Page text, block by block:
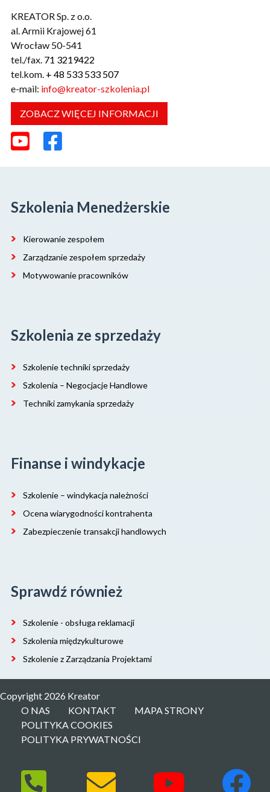
KREATOR Sp. z o.o.
al. Armii Krajowej 61
Wrocław 50-541
tel./fax. 71 3219422
tel.kom. + 48 533 533 507
e-mail: info@kreator-szkolenia.pl
ZOBACZ WIĘCEJ INFORMACJI
Szkolenia Menedżerskie
Kierowanie zespołem
Zarządzanie zespołem sprzedaży
Motywowanie pracowników
Szkolenia ze sprzedaży
Szkolenie techniki sprzedaży
Szkolenia – Negocjacje Handlowe
Techniki zamykania sprzedaży
Finanse i windykacje
Szkolenie – windykacja należności
Ocena wiarygodności kontrahenta
Zabezpieczenie transakcji handlowych
Sprawdź również
Szkolenie - obsługa reklamacji
Szkolenia międzykulturowe
Szkolenie z Zarządzania Projektami
Copyright 2026 Kreator
O NAS
KONTAKT
MAPA STRONY
POLITYKA COOKIES
POLITYKA PRYWATNOŚCI